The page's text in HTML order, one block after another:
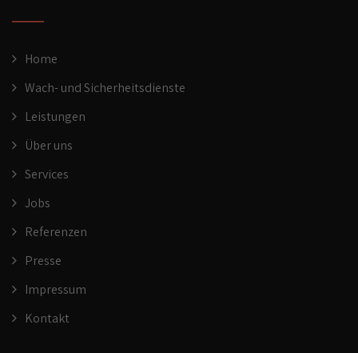
Home
Wach- und Sicherheitsdienste
Leistungen
Über uns
Services
Jobs
Referenzen
Presse
Impressum
Kontakt